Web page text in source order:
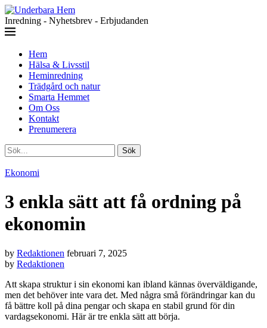
Inredning - Nyhetsbrev - Erbjudanden
Hem
Hälsa & Livsstil
Heminredning
Trädgård och natur
Smarta Hemmet
Om Oss
Kontakt
Prenumerera
Sök
Ekonomi
3 enkla sätt att få ordning på
ekonomin
by Redaktionen februari 7, 2025
by Redaktionen
Att skapa struktur i sin ekonomi kan ibland kännas överväldigande,
men det behöver inte vara det. Med några små förändringar kan du
få bättre koll på dina pengar och skapa en stabil grund för din
vardagsekonomi. Här är tre enkla sätt att börja.